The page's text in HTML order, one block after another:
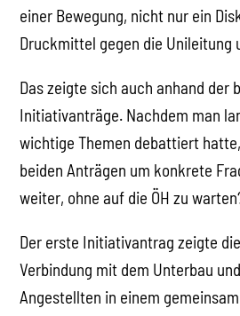
einer Bewegung, nicht nur ein
Druckmittel gegen die Unileitung
Das zeigte sich auch anhand der
Initiativanträge. Nachdem man
wichtige Themen debattiert
beiden Anträgen um konkrete
weiter, ohne auf die ÖH zu
Der erste Initiativantrag zeigte
Verbindung mit dem Unterbau
Angestellten in einem